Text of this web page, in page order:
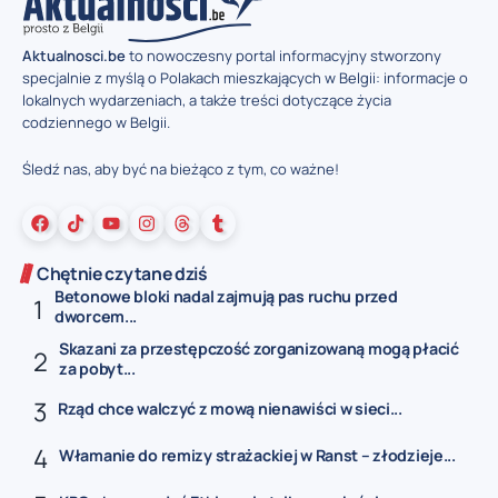
Aktualnosci.beto nowoczesny portal informacyjny stworzony
specjalnie z myślą o Polakach mieszkających w Belgii: informacje o
lokalnych wydarzeniach, a także treści dotyczące życia
codziennego w Belgii.
Śledź nas, aby być na bieżąco z tym, co ważne!
Chętnie czytane dziś
Betonowe bloki nadal zajmują pas ruchu przed
dworcem...
Skazani za przestępczość zorganizowaną mogą płacić
za pobyt...
Rząd chce walczyć z mową nienawiści w sieci...
Włamanie do remizy strażackiej w Ranst – złodzieje...